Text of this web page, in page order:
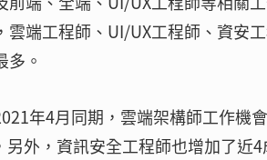
雲端工程師、UI/UX工程師、資安
多。
年4月同期，雲端架構師工作機
另外，資訊安全工程師也增加了近